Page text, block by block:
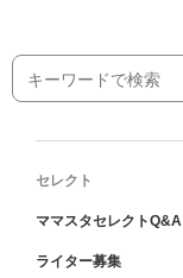
セレクト
ママスタセレクトQ&A
ライター募集